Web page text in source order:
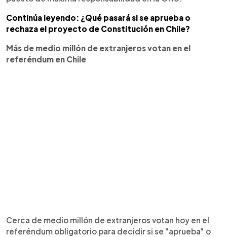
Continúa leyendo: ¿Qué pasará si se aprueba o
rechaza el proyecto de Constitución en Chile?
Más de medio millón de extranjeros votan en el
referéndum en Chile
Cerca de medio millón de extranjeros votan hoy en el
referéndum obligatorio para decidir si se "aprueba" o